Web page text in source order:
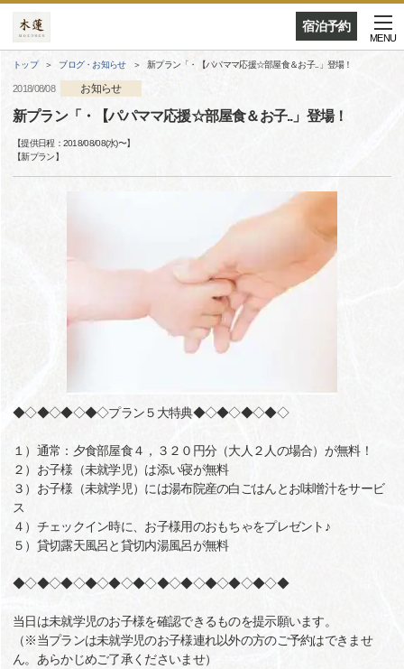
宿泊予約
MENU
トップ ブログ・お知らせ 新プラン「・【パパママ応援☆部屋食＆お子..」登場！
2018/08/08 お知らせ
新プラン「・【パパママ応援☆部屋食＆お子..」登場！
【提供日程： 2018/08/08(水)〜】
【新プラン】
◆◇◆◇◆◇◆◇プラン５大特典◆◇◆◇◆◇◆◇
１）通常：夕食部屋食４，３２０円分（大人２人の場合）が無料！
２）お子様（未就学児）は添い寝が無料
３）お子様（未就学児）には湯布院産の白ごはんとお味噌汁をサービ
ス
４）チェックイン時に、お子様用のおもちゃをプレゼント♪
５）貸切露天風呂と貸切内湯風呂が無料
◆◇◆◇◆◇◆◇◆◇◆◇◆◇◆◇◆◇◆◇◆◇◆
当日は未就学児のお子様を確認できるものを提示願います。
（※当プランは未就学児のお子様連れ以外の方のご予約はできませ
ん。あらかじめご了承くださいませ）